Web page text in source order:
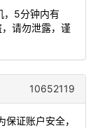
，5分钟内有
请勿泄露，谨
10652119
证账户安全，